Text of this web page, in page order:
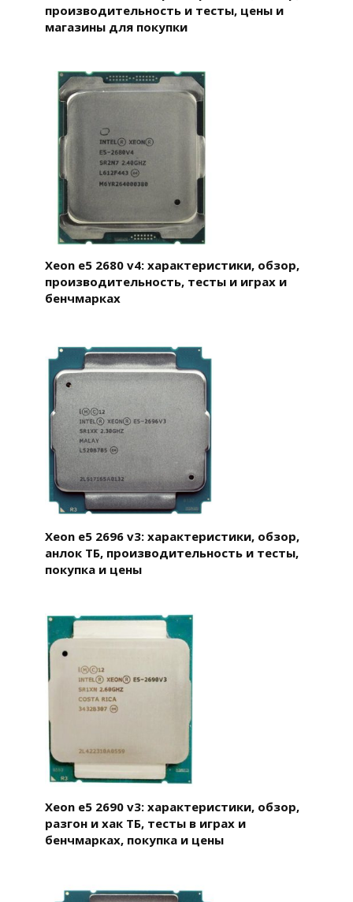
производительность и тесты, цены и
магазины для покупки
Xeon e5 2680 v4: характеристики, обзор,
производительность, тесты и играх и
бенчмарках
Xeon e5 2696 v3: характеристики, обзор,
анлок ТБ, производительность и тесты,
покупка и цены
Xeon e5 2690 v3: характеристики, обзор,
разгон и хак ТБ, тесты в играх и
бенчмарках, покупка и цены